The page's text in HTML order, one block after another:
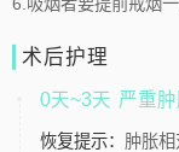
6.吸烟者要提前戒烟一
术后护理
0天~3天 严重
恢复提示： 肿胀